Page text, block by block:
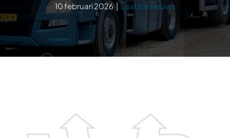
10 februari 2026 | Laatste nieuws